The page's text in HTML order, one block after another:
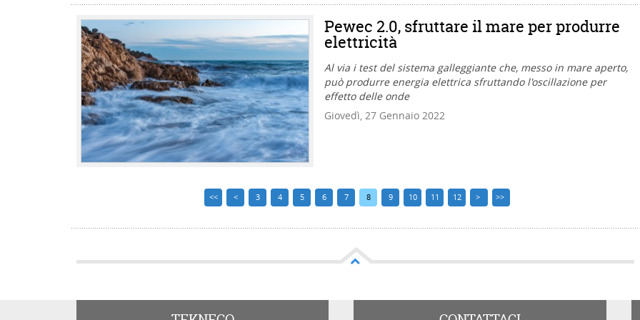
Pewec 2.0, sfruttare il mare per produrre
elettricità
Al via i test del sistema galleggiante che, messo in mare aperto,
può produrre energia elettrica sfruttando l'oscillazione per
effetto delle onde
Giovedì, 27 Gennaio 2022
<< < 3 4 5 6 7 8 9 10 11 12 > >>